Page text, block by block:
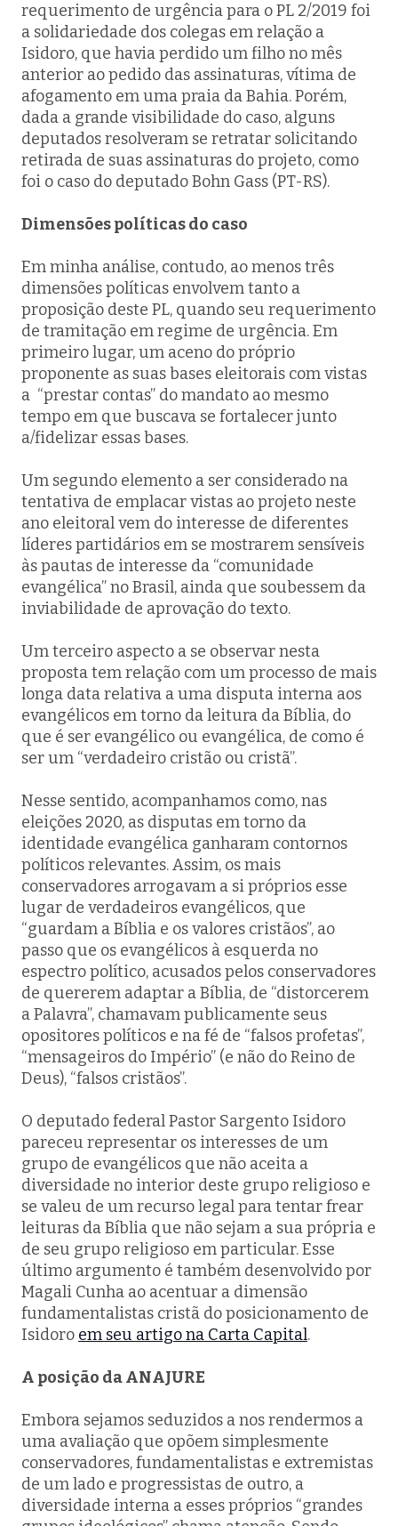
requerimento de urgência para o PL 2/2019 foi
a solidariedade dos colegas em relação a
Isidoro, que havia perdido um filho no mês
anterior ao pedido das assinaturas, vítima de
afogamento em uma praia da Bahia. Porém,
dada a grande visibilidade do caso, alguns
deputados resolveram se retratar solicitando
retirada de suas assinaturas do projeto, como
foi o caso do deputado Bohn Gass (PT-RS).
Dimensões políticas do caso
Em minha análise, contudo, ao menos três
dimensões políticas envolvem tanto a
proposição deste PL, quando seu requerimento
de tramitação em regime de urgência. Em
primeiro lugar, um aceno do próprio
proponente as suas bases eleitorais com vistas
a “prestar contas” do mandato ao mesmo
tempo em que buscava se fortalecer junto
a/fidelizar essas bases.
Um segundo elemento a ser considerado na
tentativa de emplacar vistas ao projeto neste
ano eleitoral vem do interesse de diferentes
líderes partidários em se mostrarem sensíveis
às pautas de interesse da “comunidade
evangélica” no Brasil, ainda que soubessem da
inviabilidade de aprovação do texto.
Um terceiro aspecto a se observar nesta
proposta tem relação com um processo de mais
longa data relativa a uma disputa interna aos
evangélicos em torno da leitura da Bíblia, do
que é ser evangélico ou evangélica, de como é
ser um “verdadeiro cristão ou cristã”.
Nesse sentido, acompanhamos como, nas
eleições 2020, as disputas em torno da
identidade evangélica ganharam contornos
políticos relevantes. Assim, os mais
conservadores arrogavam a si próprios esse
lugar de verdadeiros evangélicos, que
“guardam a Bíblia e os valores cristãos”, ao
passo que os evangélicos à esquerda no
espectro político, acusados pelos conservadores
de quererem adaptar a Bíblia, de “distorcerem
a Palavra”, chamavam publicamente seus
opositores políticos e na fé de “falsos profetas”,
“mensageiros do Império” (e não do Reino de
Deus), “falsos cristãos”.
O deputado federal Pastor Sargento Isidoro
pareceu representar os interesses de um
grupo de evangélicos que não aceita a
diversidade no interior deste grupo religioso e
se valeu de um recurso legal para tentar frear
leituras da Bíblia que não sejam a sua própria e
de seu grupo religioso em particular. Esse
último argumento é também desenvolvido por
Magali Cunha ao acentuar a dimensão
fundamentalistas cristã do posicionamento de
Isidoro em seu artigo na Carta Capital.
A posição da ANAJURE
Embora sejamos seduzidos a nos rendermos a
uma avaliação que opõem simplesmente
conservadores, fundamentalistas e extremistas
de um lado e progressistas de outro, a
diversidade interna a esses próprios “grandes